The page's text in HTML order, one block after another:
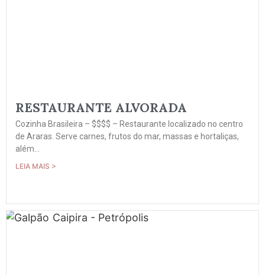
RESTAURANTE ALVORADA
Cozinha Brasileira – $$$$ – Restaurante localizado no centro
de Araras. Serve carnes, frutos do mar, massas e hortaliças,
além...
LEIA MAIS >